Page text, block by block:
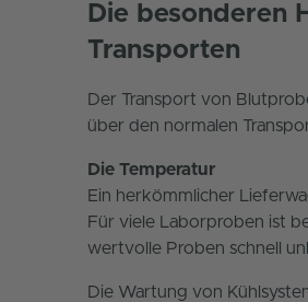
Die besonderen
Transporten
Der Transport von
über den normalen
Die Temperatur
Ein herkömmlicher
Für viele Laborproben ist
wertvolle Proben schnell
Die Wartung von